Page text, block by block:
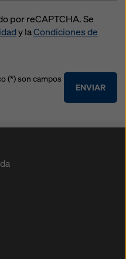
por reCAPTCHA. Se
y laCondiciones de
ENVIAR
(*) son campos